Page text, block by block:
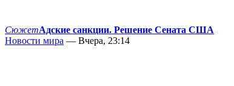
СюжетАдские санкции. Решение Сената США
Новости мира — Вчера, 23:14